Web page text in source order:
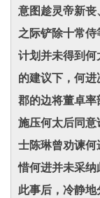
意图趁灵帝新
之际铲除十常
计划并未得到
的建议下，何
郡的边将董卓
施压何太后同
士陈琳曾劝谏
惜何进并未采
此事后，冷静